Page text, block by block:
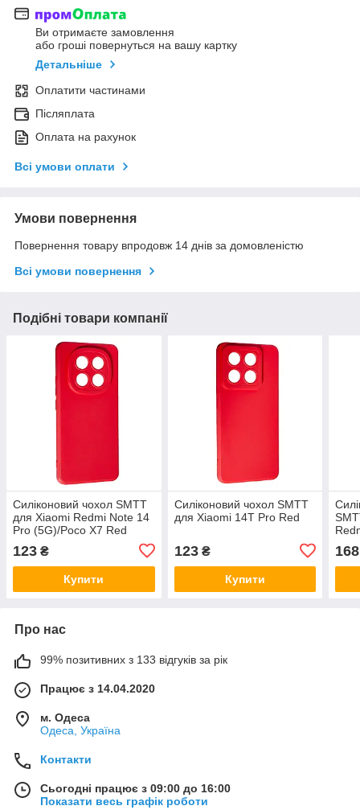
Ви отримаєте замовлення
або гроші повернуться на вашу картку
Детальніше
Оплатити частинами
Післяплата
Оплата на рахунок
Всі умови оплати
Умови повернення
Повернення товару впродовж 14 днів за домовленістю
Всі умови повернення
Подібні товари компанії
Силіконовий чохол SMTT
для Xiaomi Redmi Note 14
Pro (5G)/Poco X7 Red
123 ₴
Купити
Силіконовий чохол SMTT
для Xiaomi 14T Pro Red
123₴
Купити
168
Про нас
99% позитивних з 133 відгуків за рік
Працює з 14.04.2020
м. Одеса
Одеса, Україна
Контакти
Сьогодні працює з 09:00 до 16:00
Показати весь графік роботи